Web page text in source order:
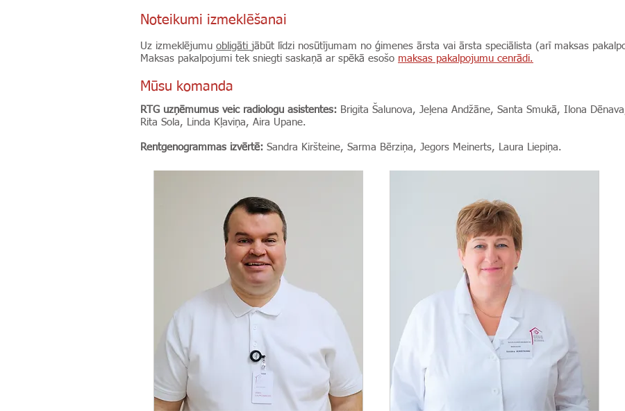
Noteikumi izmeklēšanai
Uz izmeklējumu obligāti jābūt līdzi nosūtījumam no ģimenes ārsta vai ārsta speciālista (arī maksas
Maksas pakalpojumi tek sniegti saskaņā ar spēkā esošo maksas pakalpojumu cenrādi.
Mūsu komanda
RTG uzņēmumus veic radiologu asistentes: Brigita Šalunova, Jeļena Andžāne, Santa Smukā, Ilona
Rita Sola, Linda Kļaviņa, Aira Upane.
Rentgenogrammas izvērtē: Sandra Kiršteine, Sarma Bērziņa, Jegors Meinerts, Laura Liepiņa.